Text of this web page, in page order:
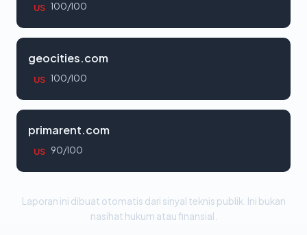
US 100/100
geocities.com
US 100/100
primarent.com
US 90/100
Laporan ini dibuat otomatis dari sinyal teknis publik. Ini bukan
nasihat hukum atau finansial.